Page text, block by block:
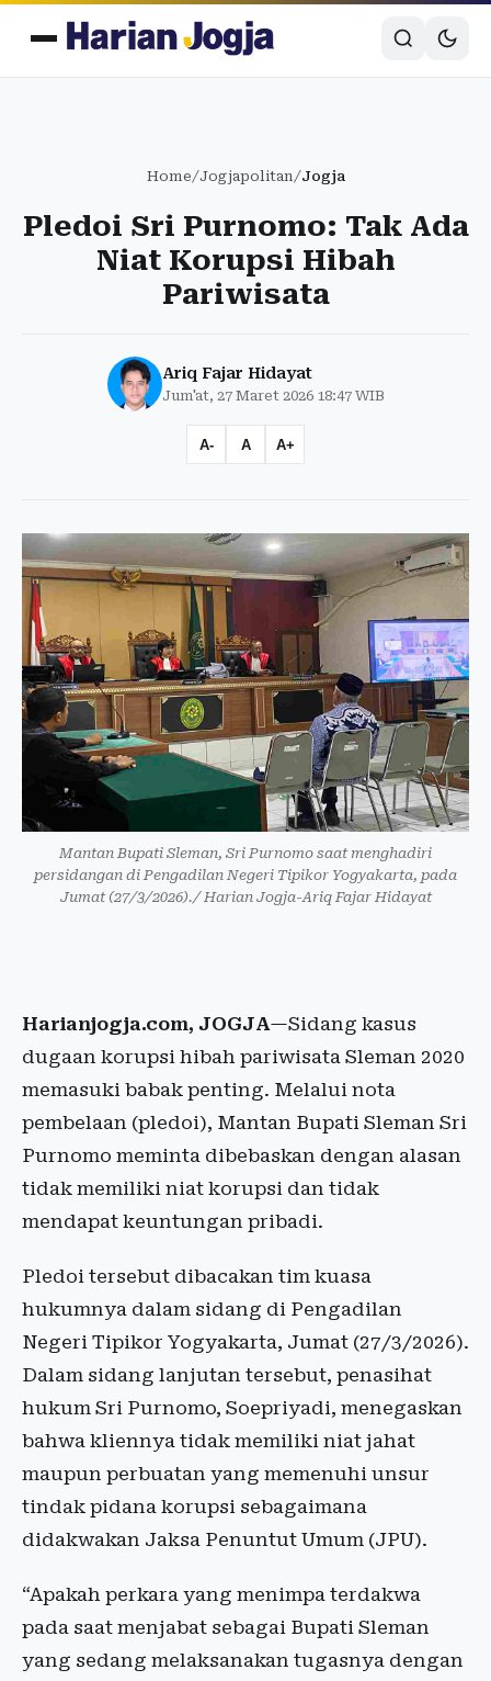
Home/Jogjapolitan/Jogja
Pledoi Sri Purnomo: Tak Ada
Niat Korupsi Hibah
Pariwisata
Ariq Fajar Hidayat
Jum'at, 27 Maret 2026 18:47 WIB
A- A A+
Mantan Bupati Sleman, Sri Purnomo saat menghadiri
persidangan di Pengadilan Negeri Tipikor Yogyakarta, pada
Jumat (27/3/2026)./ Harian Jogja-Ariq Fajar Hidayat
Harianjogja.com, JOGJA—Sidang kasus
dugaan korupsi hibah pariwisata Sleman 2020
memasuki babak penting. Melalui nota
pembelaan (pledoi), Mantan Bupati Sleman Sri
Purnomo meminta dibebaskan dengan alasan
tidak memiliki niat korupsi dan tidak
mendapat keuntungan pribadi.
Pledoi tersebut dibacakan tim kuasa
hukumnya dalam sidang di Pengadilan
Negeri Tipikor Yogyakarta, Jumat (27/3/2026).
Dalam sidang lanjutan tersebut, penasihat
hukum Sri Purnomo, Soepriyadi, menegaskan
bahwa kliennya tidak memiliki niat jahat
maupun perbuatan yang memenuhi unsur
tindak pidana korupsi sebagaimana
didakwakan Jaksa Penuntut Umum (JPU).
“Apakah perkara yang menimpa terdakwa
pada saat menjabat sebagai Bupati Sleman
yang sedang melaksanakan tugasnya dengan